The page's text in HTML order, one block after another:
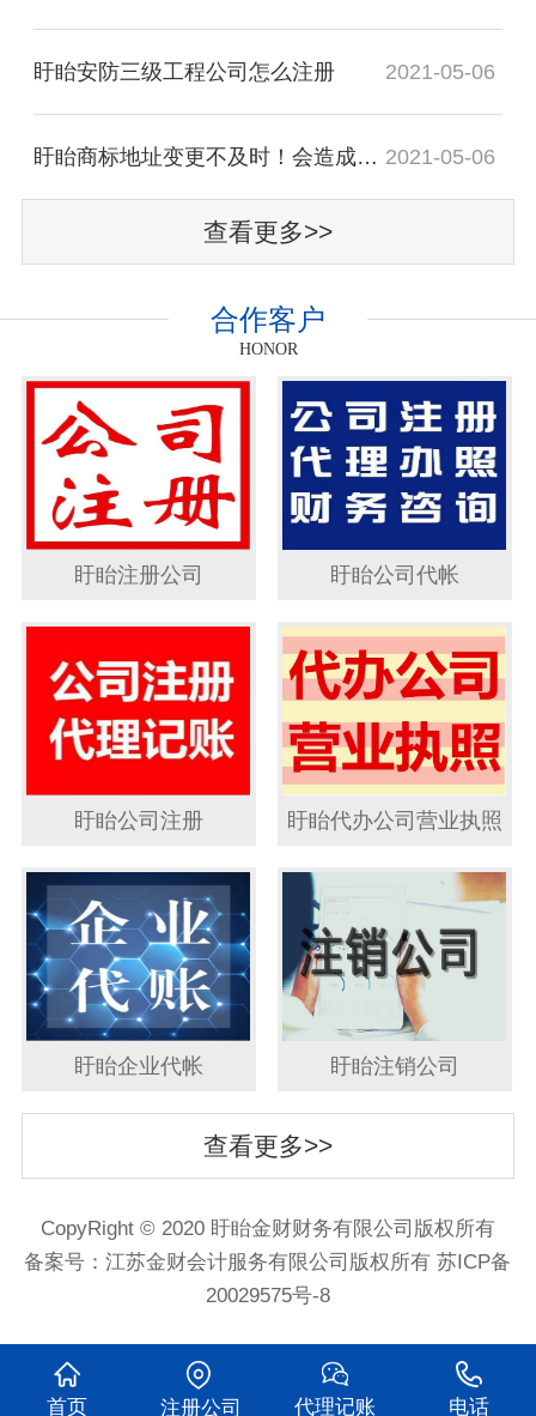
盱眙安防三级工程公司怎么注册 2021-05-06
盱眙商标地址变更不及时！会造成哪些致命影响？ 2021-05-06
查看更多>>
合作客户
HONOR
盱眙注册公司 盱眙公司代帐
盱眙公司注册 盱眙代办公司营业执照
盱眙企业代帐 盱眙注销公司
查看更多>>
CopyRight © 2020 盱眙金财财务有限公司版权所有
备案号：江苏金财会计服务有限公司版权所有 苏ICP备
20029575号-8
首页 注册公司 代理记账 电话